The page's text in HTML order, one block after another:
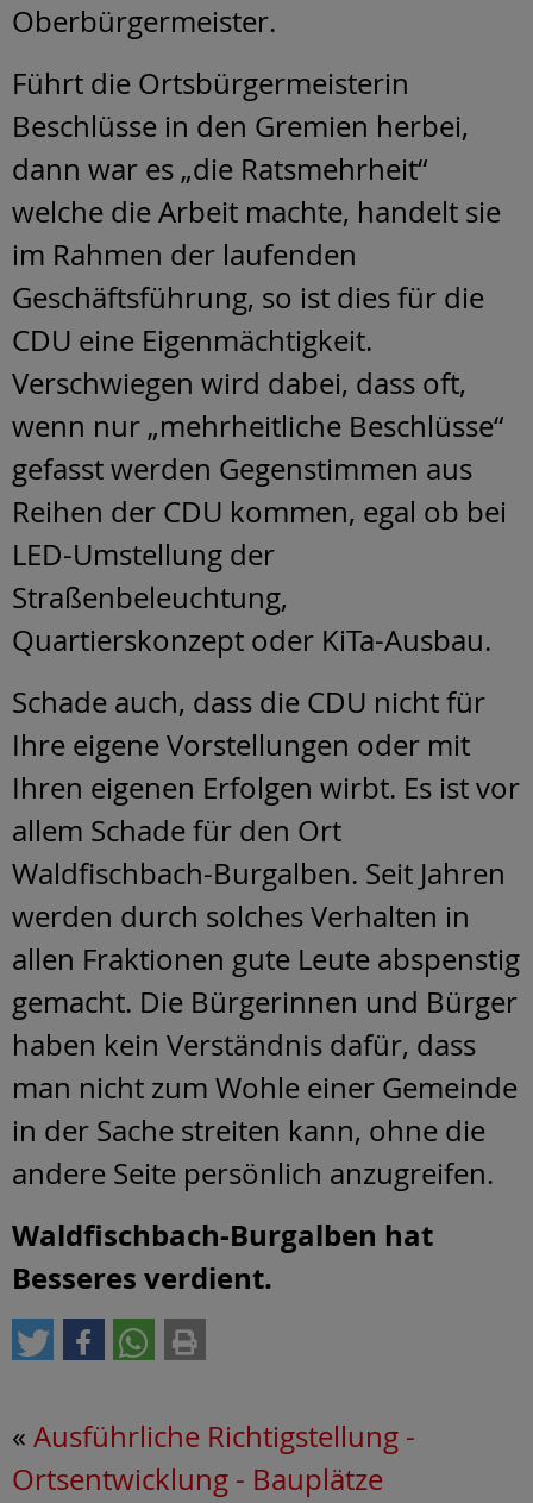
Oberbürgermeister.
Führt die Ortsbürgermeisterin
Beschlüsse in den Gremien herbei,
dann war es „die Ratsmehrheit“
welche die Arbeit machte, handelt sie
im Rahmen der laufenden
Geschäftsführung, so ist dies für die
CDU eine Eigenmächtigkeit.
Verschwiegen wird dabei, dass oft,
wenn nur „mehrheitliche Beschlüsse“
gefasst werden Gegenstimmen aus
Reihen der CDU kommen, egal ob bei
LED-Umstellung der
Straßenbeleuchtung,
Quartierskonzept oder KiTa-Ausbau.
Schade auch, dass die CDU nicht für
Ihre eigene Vorstellungen oder mit
Ihren eigenen Erfolgen wirbt. Es ist vor
allem Schade für den Ort
Waldfischbach-Burgalben. Seit Jahren
werden durch solches Verhalten in
allen Fraktionen gute Leute abspenstig
gemacht. Die Bürgerinnen und Bürger
haben kein Verständnis dafür, dass
man nicht zum Wohle einer Gemeinde
in der Sache streiten kann, ohne die
andere Seite persönlich anzugreifen.
Waldfischbach-Burgalben hat
Besseres verdient.
« Ausführliche Richtigstellung -
Ortsentwicklung - Bauplätze